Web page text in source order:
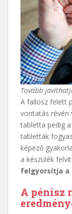
Tovább
A fallosz felett
vontatás révén
tabletta pedig
tabletták
képező
a készülék
felgyorsítja a
A pénisz